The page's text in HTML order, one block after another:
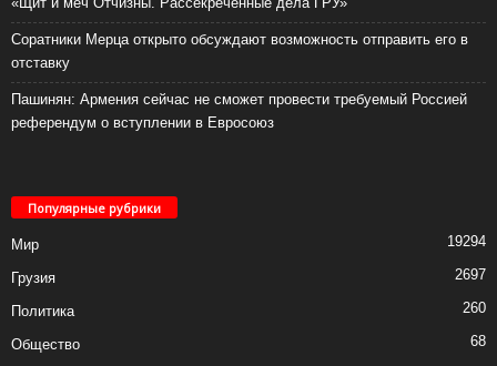
Соратники Мерца открыто обсуждают возможность отправить его в
отставку
Пашинян: Армения сейчас не сможет провести требуемый Россией
референдум о вступлении в Евросоюз
Популярные рубрики
Мир 19294
Грузия 2697
Политика 260
Общество
68